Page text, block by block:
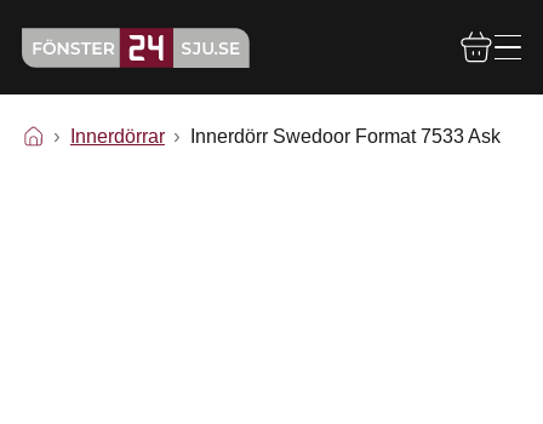
Innerdörrar Innerdörr Swedoor Format 7533 Ask